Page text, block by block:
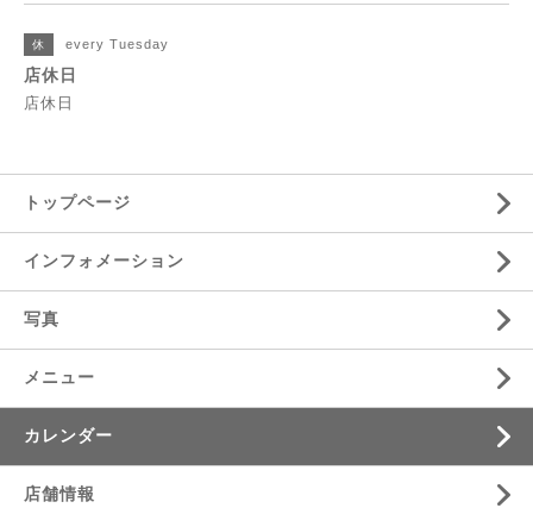
休 every Tuesday
店休日
店休日
トップページ
インフォメーション
写真
メニュー
カレンダー
店舗情報